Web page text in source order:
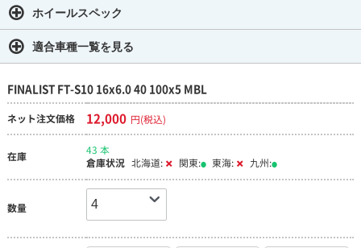
ホイールスペック
適合車種一覧を見る
FINALIST FT-S10 16x6.0 40 100x5 MBL
ネット注文価格 12,000 円(税込)
在庫
43 本
倉庫状況 北海道: 関東: 東海: 九州:
数量